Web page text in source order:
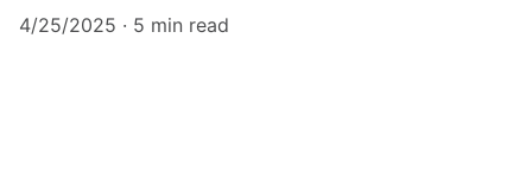
4/25/2025
5 min read